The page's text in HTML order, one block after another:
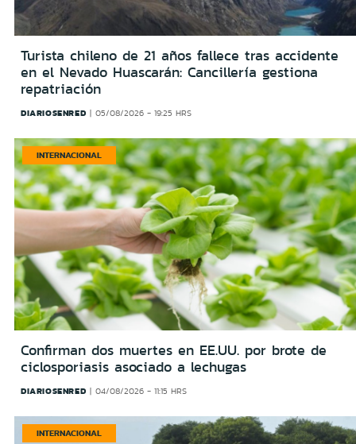
Turista chileno de 21 años fallece tras accidente
en el Nevado Huascarán: Cancillería gestiona
repatriación
DIARIOSENRED 05/08/2026 - 19:25 HRS
INTERNACIONAL
Confirman dos muertes en EE.UU. por brote de
ciclosporiasis asociado a lechugas
DIARIOSENRED 04/08/2026 - 11:15 HRS
INTERNACIONAL